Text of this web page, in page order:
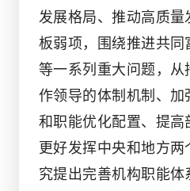
发展格局、推动高质
板弱项，围绕推进共同
等一系列重大问题，从
作领导的体制机制、加
和职能优化配置、提高
更好发挥中央和地方
究提出完善机构职能体